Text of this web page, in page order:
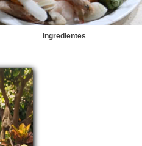
Ingredientes